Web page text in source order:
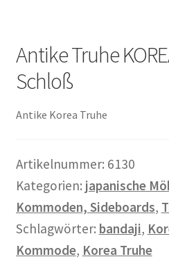
Wohnzimmertisch mit Stühlen
Antike Truhe
Schloß
Antike Korea Truhe
Artikelnummer: 6130
Kategorien: japanische
Kommoden, Sideboards,
Schlagwörter: bandaji,
Kommode, Korea Truhe